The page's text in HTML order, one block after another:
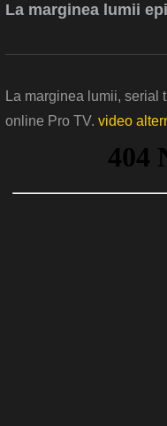
La marginea lumii
La marginea lumii, serial
online Pro TV. video